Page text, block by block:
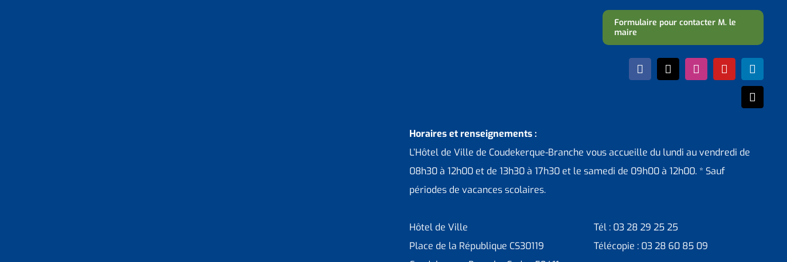
Formulaire pour contacter M. le
maire
Horaires et renseignements :
L’Hôtel de Ville de Coudekerque-Branche vous accueille du lundi au vendredi de
08h30 à 12h00 et de 13h30 à 17h30 et le samedi de 09h00 à 12h00. * Sauf
périodes de vacances scolaires.
Hôtel de Ville
Place de la République CS30119
Tél : 03 28 29 25 25
Télécopie : 03 28 60 85 09